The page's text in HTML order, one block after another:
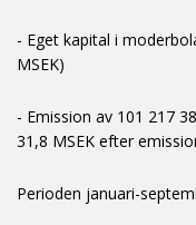
- Eget kapital i
MSEK)
- Emission av 101 217
31,8 MSEK efter
Perioden januari-